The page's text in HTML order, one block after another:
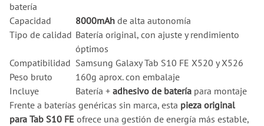
batería
Capacidad 8000mAh de alta autonomía
Tipo de calidad Batería original, con ajuste y rendimiento
óptimos
Compatibilidad Samsung Galaxy Tab S10 FE X520 y X526
Peso bruto
160g aprox. con embalaje
Incluye
Batería + adhesivo de batería para montaje
Frente a baterías genéricas sin marca, esta pieza original
para Tab S10 FE ofrece una gestión de energía más estable,